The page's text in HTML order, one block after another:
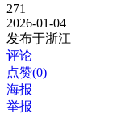
271
2026-01-04
发布于浙江
评论
点赞(0)
海报
举报